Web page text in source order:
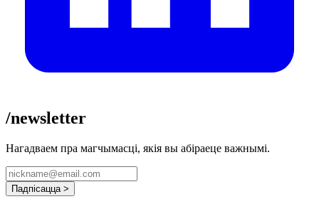
/newsletter
Нагадваем пра магчымасці, якія вы абіраеце важнымі.
Падпісацца >